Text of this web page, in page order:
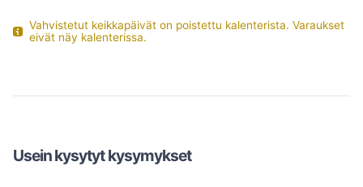
Vahvistetut keikkapäivät on poistettu kalenterista. Varaukset
eivät näy kalenterissa.
Usein kysytyt kysymykset